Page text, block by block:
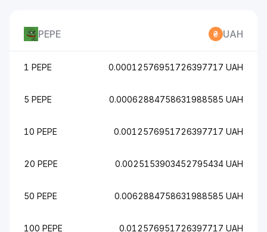
PEPE UAH
1 PEPE 0.00012576951726397717 UAH
5 PEPE 0.00062884758631988585 UAH
10 PEPE 0.0012576951726397717 UAH
20 PEPE 0.0025153903452795434 UAH
50 PEPE 0.0062884758631988585 UAH
100 PEPE 0.012576951726397717 UAH